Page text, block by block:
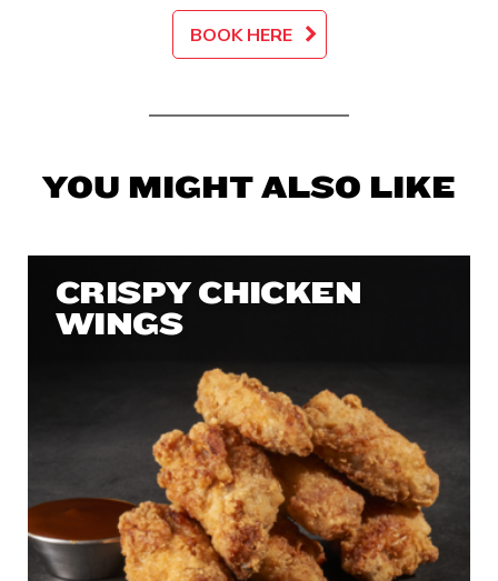
BOOK HERE
YOU MIGHT ALSO LIKE
CRISPY CHICKEN
WINGS